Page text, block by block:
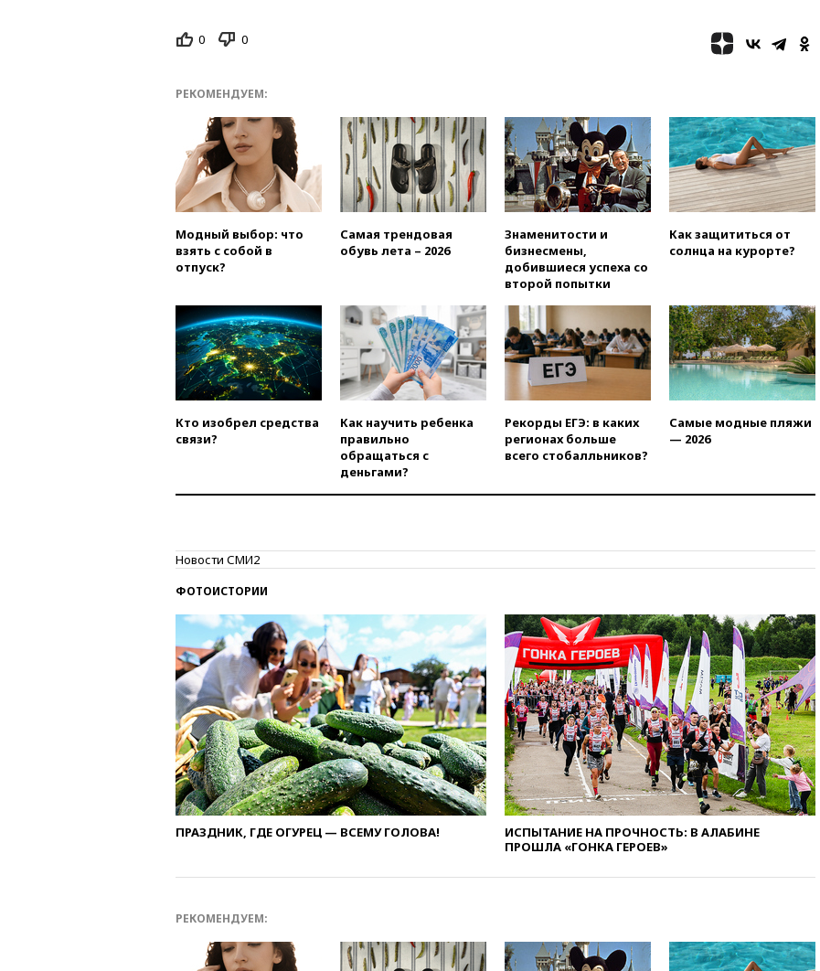
В России вновь
обсуждают эксперимент по
посещать Армению
20:35
ПВО за день сбила еще
281 украинский беспилотник
над Россией
оптимизировать олимпиады
для поступления в вузы
БПЛА из средств на ремонт
20:00
Зеленский 8 августа
посетит Сербию с
официальным визитом
19:58
В Госдуму будет внесен
законопроект об отмене ЕГЭ
Аэропорты Сочи и
Ярославля приостановили
года
19:15Жуковский и аэропорт
Геленджика возобновили
работу
19:00Путин уточнил порядок
присвоения воинских званий
добровольцам
18:50Euractiv: восток
Финляндии приходит в упадок
без российских туристов
18:35В Жуковском и
аэропорту Геленджика
пострадали при атаках ВСУ на
0 0
РЕКОМЕНДУЕМ:
Модный выбор: что
взять с собой в
отпуск?
Самая трендовая
обувь лета – 2026
Знаменитости и
бизнесмены,
добившиеся успеха со
второй попытки
Как защититься от
солнца на курорте?
Кто изобрел средства
связи?
Как научить ребенка
правильно
обращаться с
деньгами?
Рекорды ЕГЭ: в каких
регионах больше
всего стобалльников?
Самые модные пляжи
— 2026
Новости СМИ2
ФОТОИСТОРИИ
ПРАЗДНИК, ГДЕ ОГУРЕЦ — ВСЕМУ ГОЛОВА!
ИСПЫТАНИЕ НА ПРОЧНОСТЬ: В АЛАБИНЕ
ПРОШЛА «ГОНКА ГЕРОЕВ»
РЕКОМЕНДУЕМ: